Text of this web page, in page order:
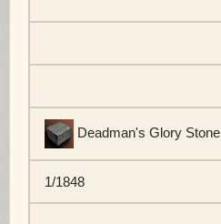
Deadman's Glory Stone
1/1848